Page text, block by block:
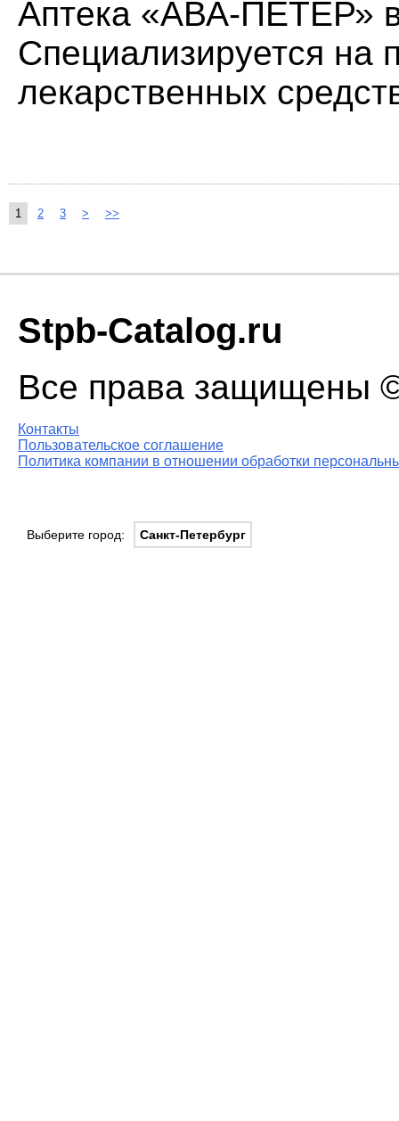
Аптека «АВА-ПЕТЕР»
Специализируется на
лекарственных
1 2 3 > >>
Stpb-Catalog.ru
Все права защищены
Контакты
Пользовательское соглашение
Политика компании в отношении обработки
Выберите город: Санкт-Петербург